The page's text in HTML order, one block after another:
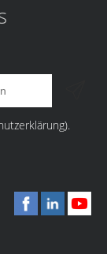
).